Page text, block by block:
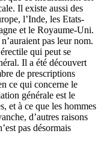
Il existe aussi des
l’Inde, les Etats-
et le Royaume-Uni.
pas leur nom.
qui peut se
Il a été découvert
de prescriptions
ce qui concerne le
générale est le
et à ce que les hommes
d’autres raisons
pas désormais